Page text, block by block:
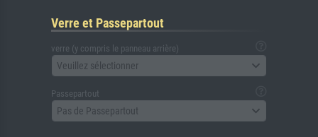
Verre et Passepartout
verre (y compris le panneau arrière)
Veuillez sélectionner
Passepartout
Pas de Passepartout